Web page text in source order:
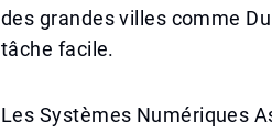
des grandes villes comme
tâche facile.
Les Systèmes Numériques